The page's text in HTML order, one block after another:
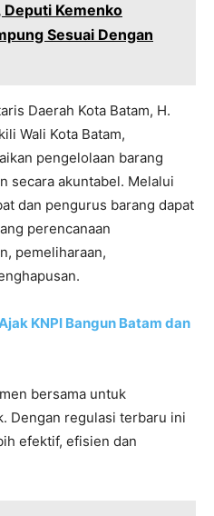
Deputi Kemenko
Sesuai Dengan
Daerah Kota Batam, H.
Wali Kota Batam,
pengelolaan barang
secara akuntabel. Melalui
dan pengurus barang dapat
perencanaan
pemeliharaan,
KNPI Bangun Batam dan
bersama untuk
Dengan regulasi terbaru ini
efektif, efisien dan